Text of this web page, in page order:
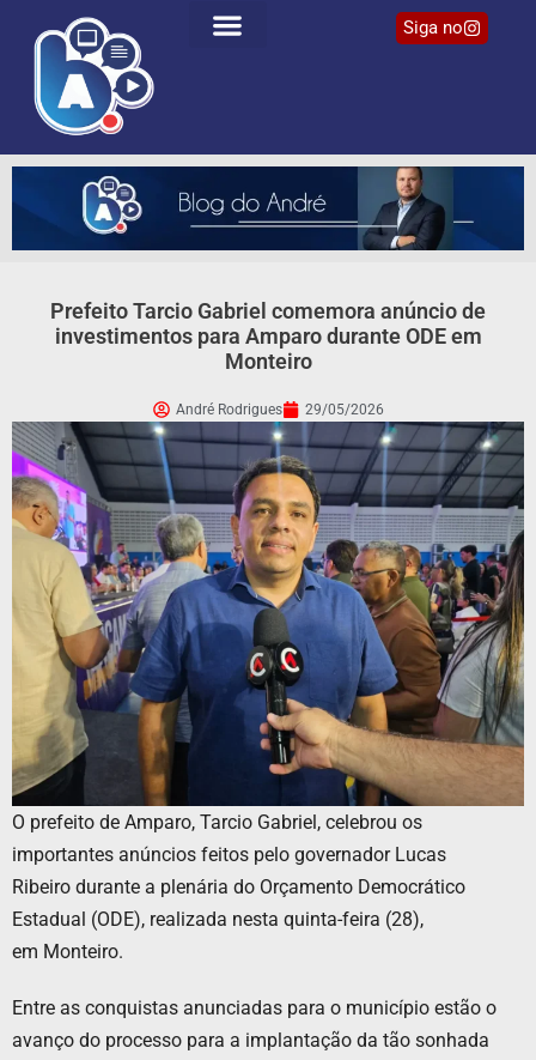
Siga no
Prefeito Tarcio Gabriel comemora anúncio de
investimentos para Amparo durante ODE em
Monteiro
André Rodrigues 29/05/2026
O prefeito de Amparo, Tarcio Gabriel, celebrou os
importantes anúncios feitos pelo governador Lucas
Ribeiro durante a plenária do Orçamento Democrático
Estadual (ODE), realizada nesta quinta-feira (28),
em Monteiro.
Entre as conquistas anunciadas para o município estão o
avanço do processo para a implantação da tão sonhada